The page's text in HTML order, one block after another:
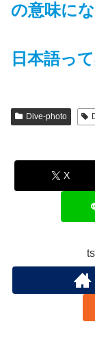
の意味に
日本語っ
Dive-photo
X